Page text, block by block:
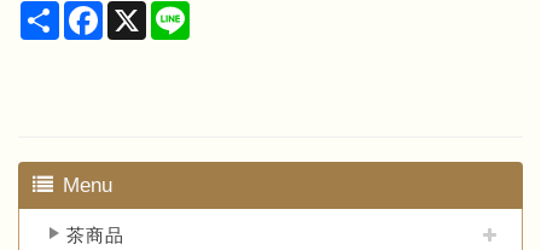
Share Facebook
X
Menu
茶商品